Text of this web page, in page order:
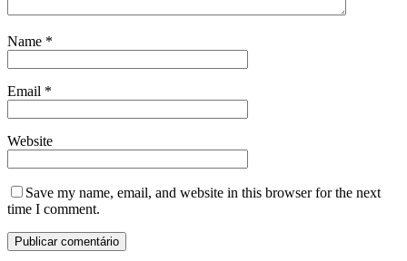
Name *
Email *
Website
Save my name, email, and website in this browser for the next
time I comment.